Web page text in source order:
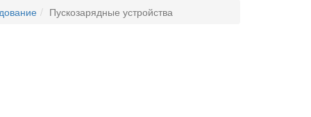
Пускозарядные устройства